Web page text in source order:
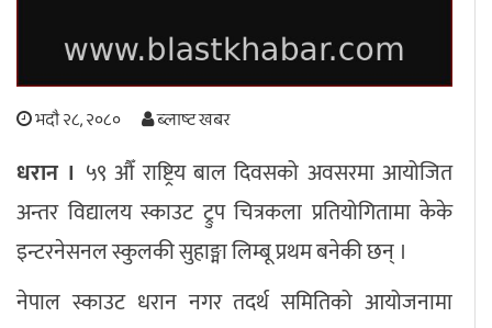
अपराध
छापा समाचार
थप विभाग
छापा संस्करण अर्थ बिचार सम्पादकीय
विशेष
अन्तर्राष्ट्रिय / प्रवास
अन्तरवार्ता संस्कृति साहित्य
ब्लग/रिभ्यु
भदौ २८, २०८० ब्लाष्ट खबर
धरान । ५९ औँ राष्ट्रिय बाल दिवसको अवसरमा आयोजित
अन्तर विद्यालय स्काउट ट्रुप चित्रकला प्रतियोगितामा केके
इन्टरनेसनल स्कुलकी सुहाङ्मा लिम्बू प्रथम बनेकी छन् ।
नेपाल स्काउट धरान नगर तदर्थ समितिको आयोजनामा